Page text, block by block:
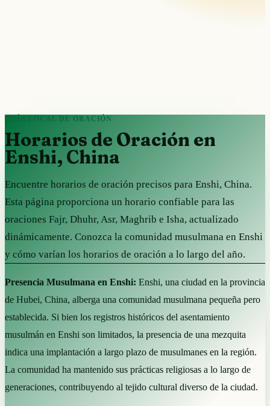
GUÍA LOCAL DE ORACIÓN
Horarios de Oración en
Enshi, China
Encuentre horarios de oración precisos para Enshi, China.
Esta página proporciona un horario confiable para las
oraciones Fajr, Dhuhr, Asr, Maghrib e Isha, actualizado
dinámicamente. Conozca la comunidad musulmana en Enshi
y cómo varían los horarios de oración a lo largo del año.
Presencia Musulmana en Enshi: Enshi, una ciudad en la provincia
de Hubei, China, alberga una comunidad musulmana pequeña pero
establecida. Si bien los registros históricos del asentamiento
musulmán en Enshi son limitados, la presencia de una mezquita
indica una implantación a largo plazo de musulmanes en la región.
La comunidad ha mantenido sus prácticas religiosas a lo largo de
generaciones, contribuyendo al tejido cultural diverso de la ciudad.